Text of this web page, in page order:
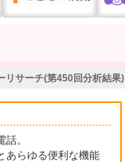
リサーチ(第450回分析結果)
。
あらゆる便利な機能